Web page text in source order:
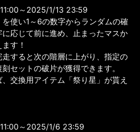
～2025/1/13 23:59
使い1～6の数字からランダムの確
応じて前に進め、止まったマスか
す！
すると次の階層に上がり、指定の
セットの破片が獲得できます。
交換用アイテム「祭り星」が貰え
～2025/1/6 23:59